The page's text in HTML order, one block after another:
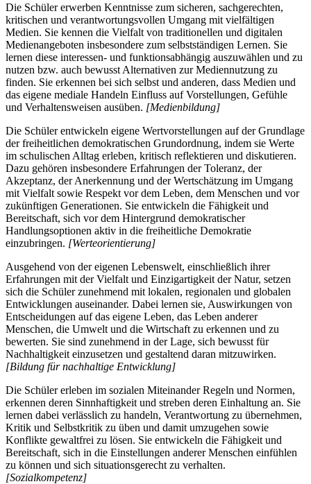
Die Schüler erwerben Kenntnisse zum sicheren, sachgerechten,
kritischen und verantwortungsvollen Umgang mit vielfältigen
Medien. Sie kennen die Vielfalt von traditionellen und digitalen
Medienangeboten insbesondere zum selbstständigen Lernen. Sie
lernen diese interessen- und funktionsabhängig auszuwählen und zu
nutzen bzw. auch bewusst Alternativen zur Mediennutzung zu
finden. Sie erkennen bei sich selbst und anderen, dass Medien und
das eigene mediale Handeln Einfluss auf Vorstellungen, Gefühle
und Verhaltensweisen ausüben. [Medienbildung]
Die Schüler entwickeln eigene Wertvorstellungen auf der Grundlage
der freiheitlichen demokratischen Grundordnung, indem sie Werte
im schulischen Alltag erleben, kritisch reflektieren und diskutieren.
Dazu gehören insbesondere Erfahrungen der Toleranz, der
Akzeptanz, der Anerkennung und der Wertschätzung im Umgang
mit Vielfalt sowie Respekt vor dem Leben, dem Menschen und vor
zukünftigen Generationen. Sie entwickeln die Fähigkeit und
Bereitschaft, sich vor dem Hintergrund demokratischer
Handlungsoptionen aktiv in die freiheitliche Demokratie
einzubringen. [Werteorientierung]
Ausgehend von der eigenen Lebenswelt, einschließlich ihrer
Erfahrungen mit der Vielfalt und Einzigartigkeit der Natur, setzen
sich die Schüler zunehmend mit lokalen, regionalen und globalen
Entwicklungen auseinander. Dabei lernen sie, Auswirkungen von
Entscheidungen auf das eigene Leben, das Leben anderer
Menschen, die Umwelt und die Wirtschaft zu erkennen und zu
bewerten. Sie sind zunehmend in der Lage, sich bewusst für
Nachhaltigkeit einzusetzen und gestaltend daran mitzuwirken.
[Bildung für nachhaltige Entwicklung]
Die Schüler erleben im sozialen Miteinander Regeln und Normen,
erkennen deren Sinnhaftigkeit und streben deren Einhaltung an. Sie
lernen dabei verlässlich zu handeln, Verantwortung zu übernehmen,
Kritik und Selbstkritik zu üben und damit umzugehen sowie
Konflikte gewaltfrei zu lösen. Sie entwickeln die Fähigkeit und
Bereitschaft, sich in die Einstellungen anderer Menschen einfühlen
zu können und sich situationsgerecht zu verhalten.
[Sozialkompetenz]